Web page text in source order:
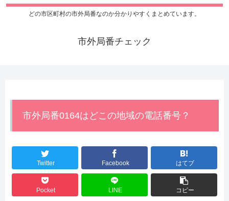
どの市区町村の市外局番なのか分かりやすくまとめています。
市外局番チェック
市外局番0164はどこの地域の電話番号？
Twitter Facebook はてブ
Pocket LINE コピー